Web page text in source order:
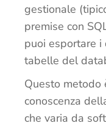
gestionale
premise con
puoi esportare
tabelle del
Questo metodo
conoscenza
che varia da